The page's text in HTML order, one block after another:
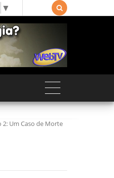
▼ 
Um Caso de Morte